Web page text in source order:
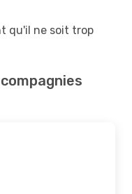
qu'il ne soit trop